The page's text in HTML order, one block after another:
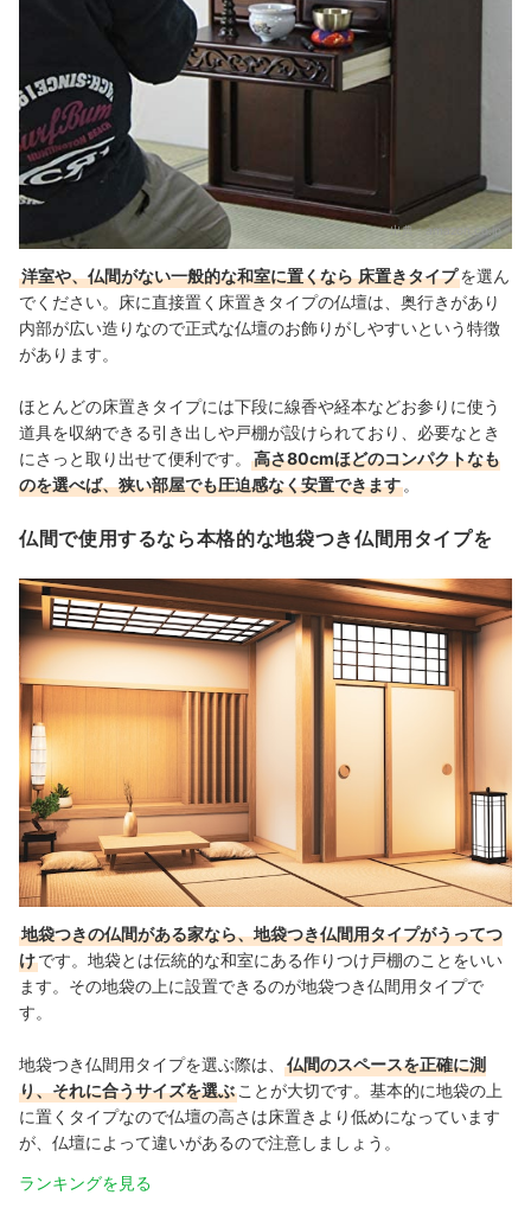
出典：amazon.co.jp
洋室や、仏間がない一般的な和室に置くなら 床置きタイプを選ん
でください。床に直接置く床置きタイプの仏壇は、奥行きがあり
内部が広い造りなので正式な仏壇のお飾りがしやすいという特徴
があります。
ほとんどの床置きタイプには下段に線香や経本などお参りに使う
道具を収納できる引き出しや戸棚が設けられており、必要なとき
にさっと取り出せて便利です。
高さ80cmほどのコンパクトなも
のを選べば、狭い部屋でも圧迫感なく安置できます 。
仏間で使用するなら本格的な地袋つき仏間用タイプを
地袋つきの仏間がある家なら、地袋つき仏間用タイプがうってつ
けです。地袋とは伝統的な和室にある作りつけ戸棚のことをいい
ます。その地袋の上に設置できるのが地袋つき仏間用タイプで
す。
地袋つき仏間用タイプを選ぶ際は、
仏間のスペースを正確に測
り、それに合うサイズを選ぶ ことが大切です。基本的に地袋の上
に置くタイプなので仏壇の高さは床置きより低めになっています
が、仏壇によって違いがあるので注意しましょう。
ランキングを見る